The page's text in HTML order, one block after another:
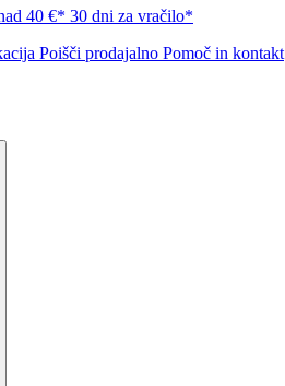
40 €* 30 dni za vračilo*
Poišči prodajalno Pomoč in kontakt